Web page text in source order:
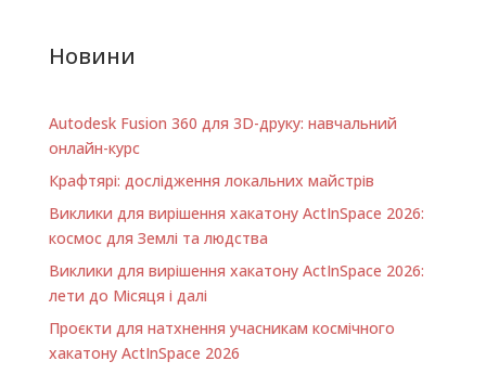
Новини
Autodesk Fusion 360 для 3D-друку: навчальний
онлайн-курс
Крафтярі: дослідження локальних майстрів
Виклики для вирішення хакатону ActInSpace 2026:
космос для Землі та людства
Виклики для вирішення хакатону ActInSpace 2026:
лети до Місяця і далі
Проєкти для натхнення учасникам космічного
хакатону ActInSpace 2026